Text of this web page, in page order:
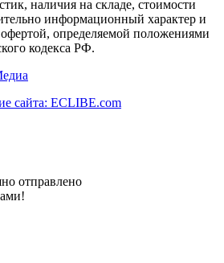
наличия на складе, стоимости
информационный характер и
определяемой положениями
кодекса РФ.
сайта: ECLIBE.com
отправлено